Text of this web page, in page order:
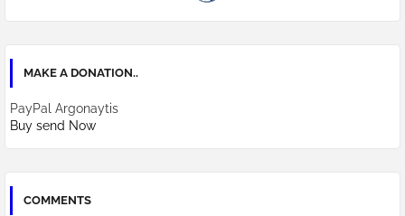
MAKE A DONATION..
PayPal Argonaytis
Buy send Now
COMMENTS